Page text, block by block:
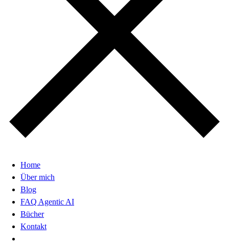
Home
Über mich
Blog
FAQ Agentic AI
Bücher
Kontakt